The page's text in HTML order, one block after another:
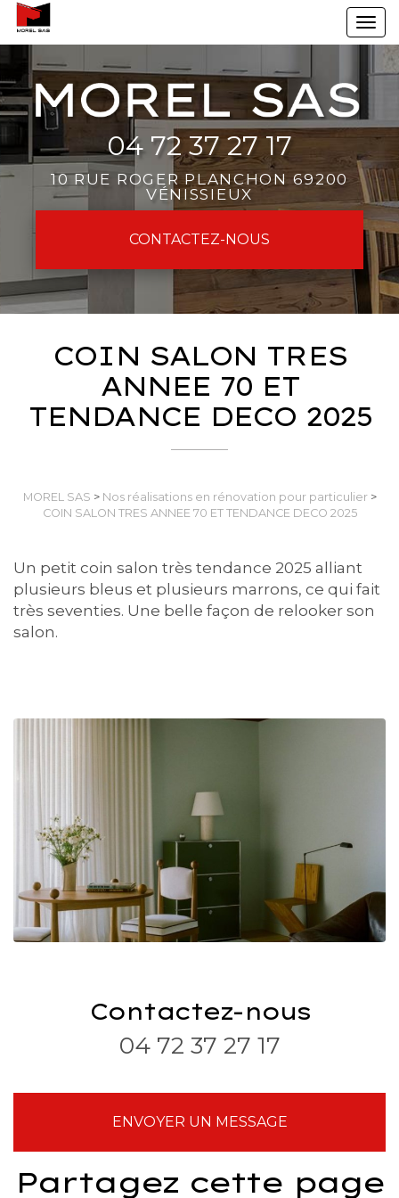
Aller
au
principal
04 72 37 27 17
10 RUE ROGER PLANCHON 69200
VÉNISSIEUX
CONTACTEZ-NOUS
COIN SALON TRES
ANNEE 70 ET
TENDANCE DECO 2025
MOREL SAS > Nos réalisations en rénovation pour particulier>
COIN SALON TRES ANNEE 70 ET TENDANCE DECO 2025
Un petit coin salon très tendance 2025 alliant
plusieurs bleus et plusieurs marrons, ce qui fait
très seventies. Une belle façon de relooker son
salon.
Contactez-nous
04 72 37 27 17
ENVOYER UN MESSAGE
Partagez cette page